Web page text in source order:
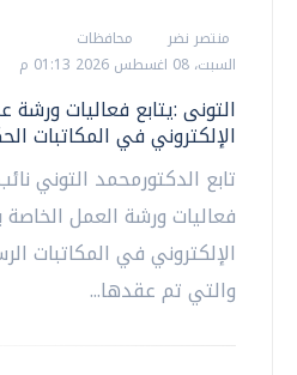
منتصر نضر
محافظات
السبت، 08 اغسطس 2026 01:13 م
التونى :يتابع فعاليات ورشة
الإلكتروني في المكاتبات
تابع الدكتورمحمد التوني
فعاليات ورشة العمل الخاصة
الإلكتروني في المكاتبات
والتي تم عقدها...